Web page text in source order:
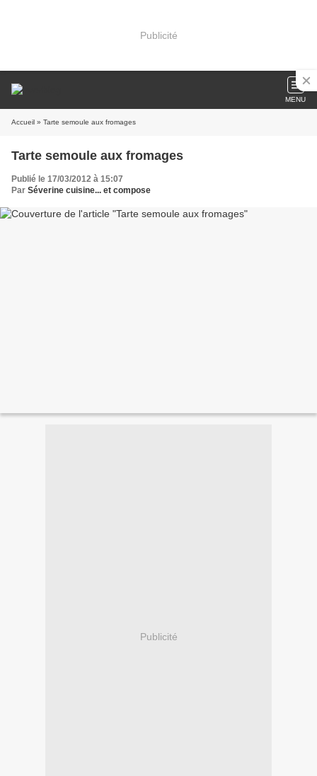
Publicité
MENU
Accueil » Tarte semoule aux fromages
Tarte semoule aux fromages
Publié le 17/03/2012 à 15:07
Par Séverine cuisine... et compose
Publicité